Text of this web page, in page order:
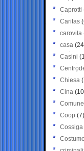
Caprotti
Caritas
carovita
casa
Casini
Chiesa
Cina
Comune
Coop (7)
Cossiga
Costume